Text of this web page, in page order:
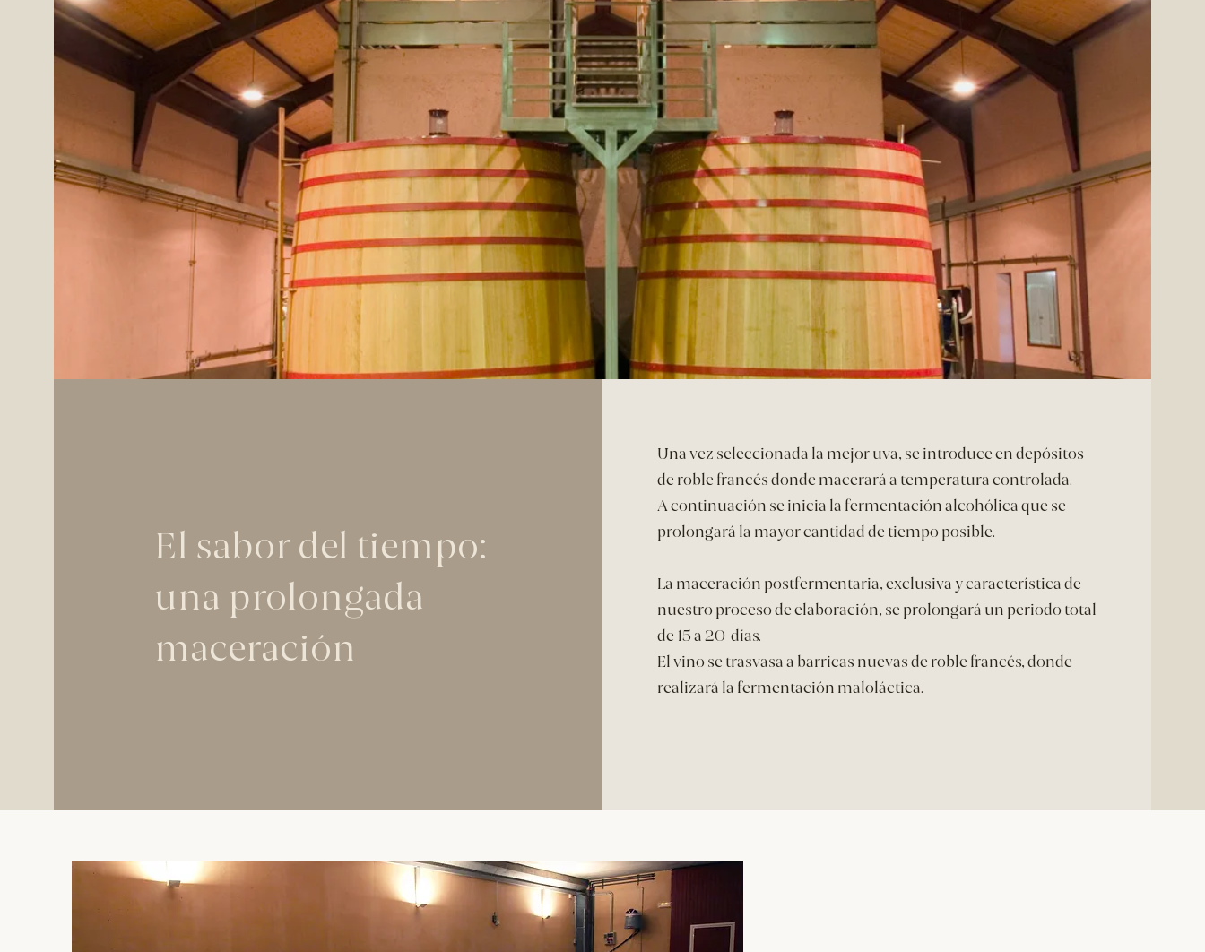
El sabor del tiempo:
una prolongada
maceración
Una vez seleccionada la mejor uva, se introduce en depósitos
de roble francés donde macerará a temperatura controlada.
A continuación se inicia la fermentación alcohólica que se
prolongará la mayor cantidad de tiempo posible.
La maceración postfermentaria, exclusiva y característica de
nuestro proceso de elaboración, se prolongará un periodo total
de 15 a 20 días.
El vino se trasvasa a barricas nuevas de roble francés, donde
realizará la fermentación maloláctica.